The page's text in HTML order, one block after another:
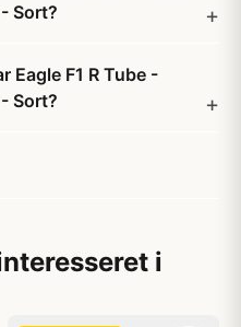
Sort?
Eagle F1 R Tube -
Sort?
i